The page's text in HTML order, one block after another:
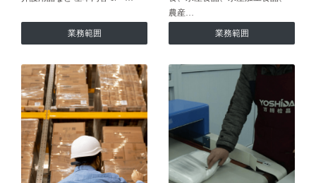
業務範囲
農産…
業務範囲